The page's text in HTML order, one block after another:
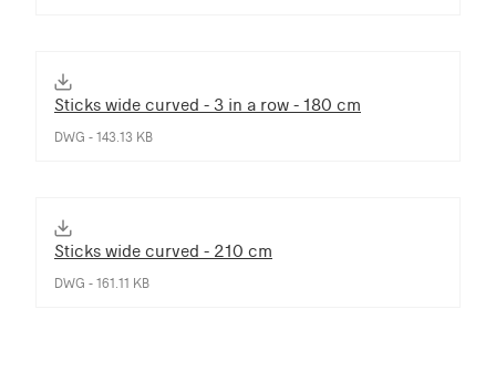
Sticks wide curved - 3 in a row - 180 cm
DWG - 143.13 KB
Sticks wide curved - 210 cm
DWG - 161.11 KB